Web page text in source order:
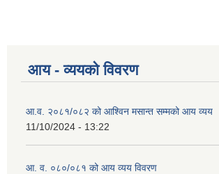
आय - व्ययको विवरण
आ.व. २०८१/०८२ को आश्विन मसान्त सम्मको आय व्यय
11/10/2024 - 13:22
आ. व. ०८०/०८१ को आय व्यय विवरण